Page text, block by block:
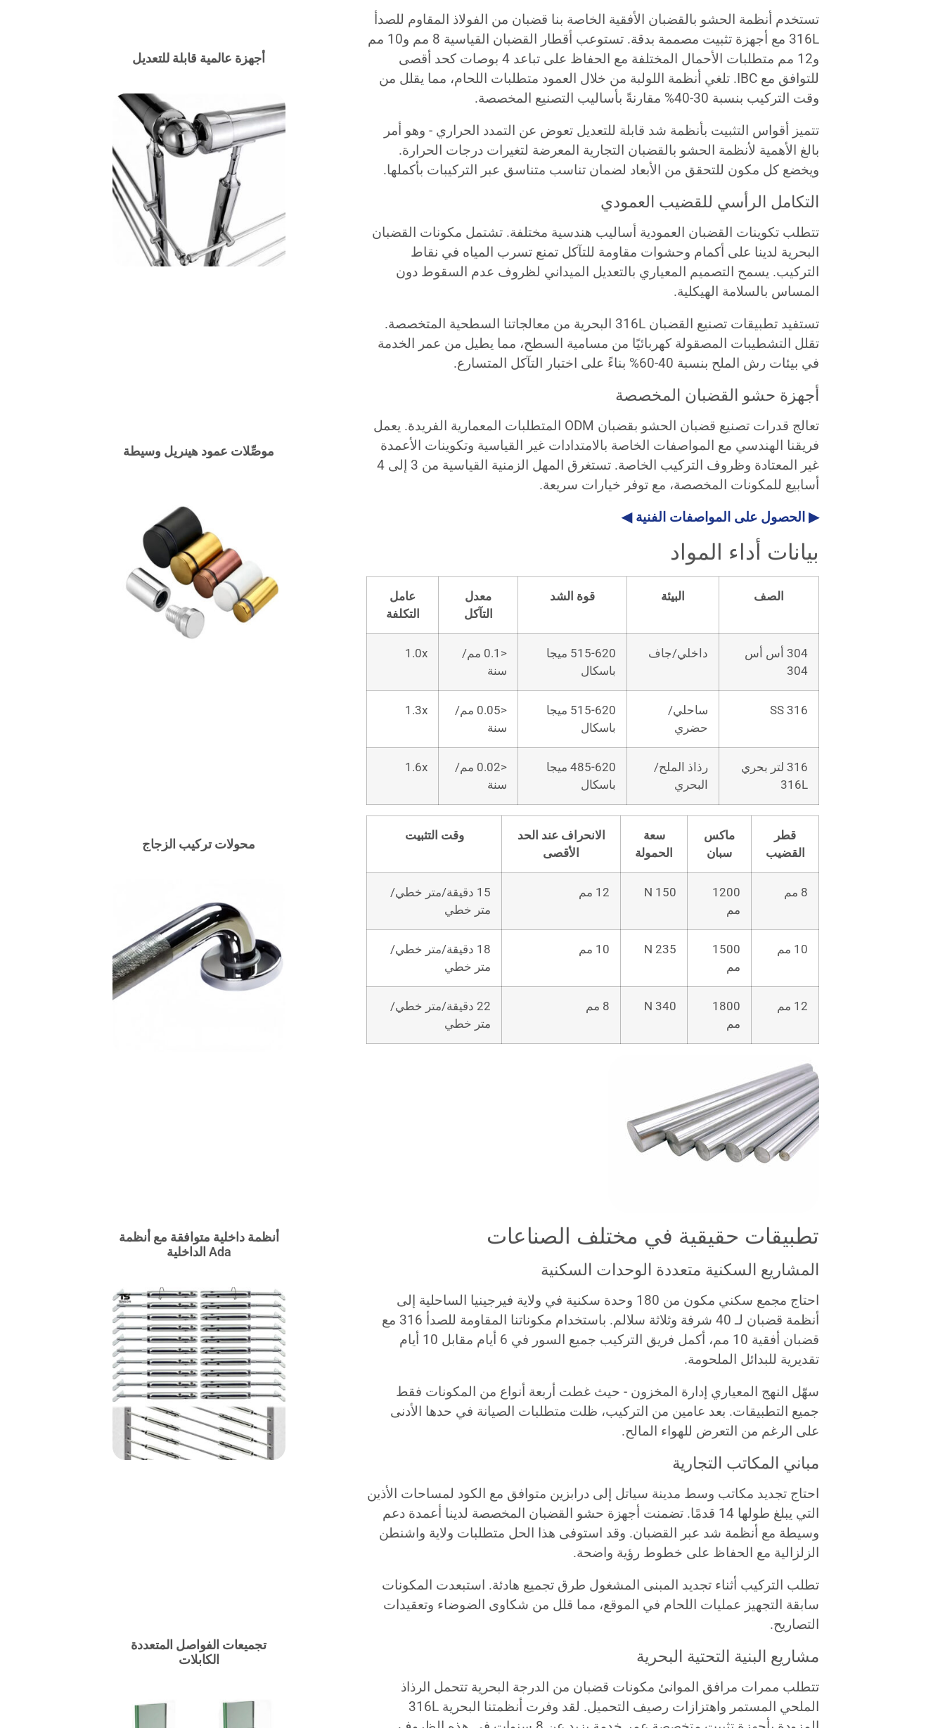
تستخدم أنظمة الحشو بالقضبان الأفقية الخاصة بنا قضبان من الفولاذ المقاوم للصدأ
316L مع أجهزة تثبيت مصممة بدقة. تستوعب أقطار القضبان القياسية 8 مم و10 مم
و12 مم متطلبات الأحمال المختلفة مع الحفاظ على تباعد 4 بوصات كحد أقصى
للتوافق مع IBC. تلغي أنظمة اللولبة من خلال العمود متطلبات اللحام، مما يقلل من
وقت التركيب بنسبة 30-40% مقارنةً بأساليب التصنيع المخصصة.
تتميز أقواس التثبيت بأنظمة شد قابلة للتعديل تعوض عن التمدد الحراري - وهو أمر
بالغ الأهمية لأنظمة الحشو بالقضبان التجارية المعرضة لتغيرات درجات الحرارة.
ويخضع كل مكون للتحقق من الأبعاد لضمان تناسب متناسق عبر التركيبات بأكملها.
التكامل الرأسي للقضيب العمودي
تتطلب تكوينات القضبان العمودية أساليب هندسية مختلفة. تشتمل مكونات القضبان
البحرية لدينا على أكمام وحشوات مقاومة للتآكل تمنع تسرب المياه في نقاط
التركيب. يسمح التصميم المعياري بالتعديل الميداني لظروف عدم السقوط دون
المساس بالسلامة الهيكلية.
تستفيد تطبيقات تصنيع القضبان 316L البحرية من معالجاتنا السطحية المتخصصة.
تقلل التشطيبات المصقولة كهربائيًا من مسامية السطح، مما يطيل من عمر الخدمة
في بيئات رش الملح بنسبة 40-60% بناءً على اختبار التآكل المتسارع.
أجهزة حشو القضبان المخصصة
تعالج قدرات تصنيع قضبان الحشو بقضبان ODM المتطلبات المعمارية الفريدة. يعمل
فريقنا الهندسي مع المواصفات الخاصة بالامتدادات غير القياسية وتكوينات الأعمدة
غير المعتادة وظروف التركيب الخاصة. تستغرق المهل الزمنية القياسية من 3 إلى 4
أسابيع للمكونات المخصصة، مع توفر خيارات سريعة.
▶ الحصول على المواصفات الفنية ◀
بيانات أداء المواد
الصف البيئة قوة الشد
معدل
التآكل
عامل
التكلفة
304 أس أس
304
داخلي/جاف
515-620 ميجا
باسكال
<0.1 مم/
سنة
1.0x
316 SS
ساحلي/
حضري
515-620 ميجا
باسكال
<0.05 مم/
سنة
1.3x
316 لتر بحري
316L
رذاذ الملح/
البحري
485-620 ميجا
باسكال
<0.02 مم/
سنة
1.6x
قطر
القضيب
ماكس
سبان
سعة
الحمولة
الانحراف عند الحد
الأقصى
وقت التثبيت
8 مم
1200
مم
150 N 12 مم
15 دقيقة/متر خطي/
متر خطي
10 مم
1500
مم
235 N 10 مم
18 دقيقة/متر خطي/
متر خطي
12 مم
1800
مم
340 N 8 مم
22 دقيقة/متر خطي/
متر خطي
تطبيقات حقيقية في مختلف الصناعات
المشاريع السكنية متعددة الوحدات السكنية
احتاج مجمع سكني مكون من 180 وحدة سكنية في ولاية فيرجينيا الساحلية إلى
أنظمة قضبان لـ 40 شرفة وثلاثة سلالم. باستخدام مكوناتنا المقاومة للصدأ 316 مع
قضبان أفقية 10 مم، أكمل فريق التركيب جميع السور في 6 أيام مقابل 10 أيام
تقديرية للبدائل الملحومة.
سهّل النهج المعياري إدارة المخزون - حيث غطت أربعة أنواع من المكونات فقط
جميع التطبيقات. بعد عامين من التركيب، ظلت متطلبات الصيانة في حدها الأدنى
على الرغم من التعرض للهواء المالح.
مباني المكاتب التجارية
احتاج تجديد مكاتب وسط مدينة سياتل إلى درابزين متوافق مع الكود لمساحات الأذين
التي يبلغ طولها 14 قدمًا. تضمنت أجهزة حشو القضبان المخصصة لدينا أعمدة دعم
وسيطة مع أنظمة شد عبر القضبان. وقد استوفى هذا الحل متطلبات ولاية واشنطن
الزلزالية مع الحفاظ على خطوط رؤية واضحة.
تطلب التركيب أثناء تجديد المبنى المشغول طرق تجميع هادئة. استبعدت المكونات
سابقة التجهيز عمليات اللحام في الموقع، مما قلل من شكاوى الضوضاء وتعقيدات
التصاريح.
مشاريع البنية التحتية البحرية
تتطلب ممرات مرافق الموانئ مكونات قضبان من الدرجة البحرية تتحمل الرذاذ
الملحي المستمر واهتزازات رصيف التحميل. لقد وفرت أنظمتنا البحرية 316L
أجهزة عالمية قابلة للتعديل
موصِّلات عمود هينريل وسيطة
محولات تركيب الزجاج
أنظمة داخلية متوافقة مع أنظمة
Ada الداخلية
تجميعات الفواصل المتعددة
الكابلات